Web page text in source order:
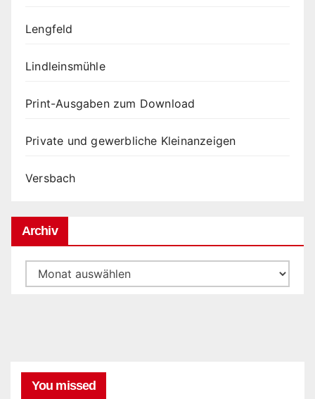
Lengfeld
Lindleinsmühle
Print-Ausgaben zum Download
Private und gewerbliche Kleinanzeigen
Versbach
Archiv
Archiv
You missed